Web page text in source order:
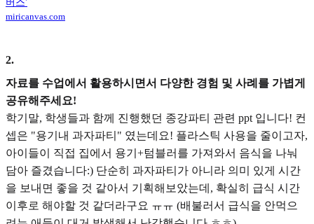
버스'
miricanvas.com
2.
자료를 수업에서 활용하시면서 다양한 경험 및 사례를 가볍게
공유해주세요!
학기말, 학생들과 함께 진행했던 종강파티 관련 ppt 입니다! 컨
셉은 "용기내 과자파티" 였는데요! 플라스틱 사용을 줄이고자,
아이들이 직접 집에서 용기+텀블러를 가져와서 음식을 나눠
담아 즐겼습니다:) 단순히 과자파티가 아니라 의미 있게 시간
을 보내면 좋을 것 같아서 기획해보았는데, 확실히 급식 시간
이후로 해야할 것 같더라구요 ㅠㅠ (배불러서 급식을 안먹으